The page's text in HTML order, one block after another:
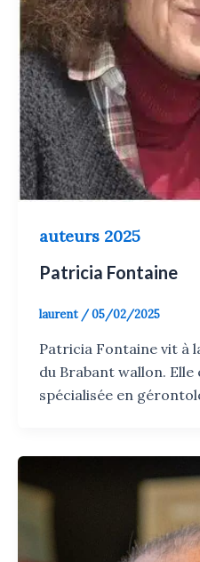
auteurs 2025
Patricia Fontaine
laurent /05/02/2025
Patricia Fontaine vit à
du Brabant wallon. Elle
spécialisée en